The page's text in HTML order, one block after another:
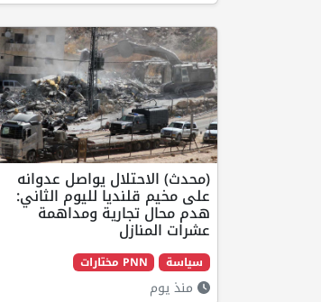
(محدث) الاحتلال يواصل عدوانه
على مخيم قلنديا لليوم الثاني:
هدم محال تجارية ومداهمة
عشرات المنازل
سياسة PNN مختارات
منذ يوم